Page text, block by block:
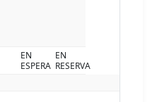
EN
ESPERA
EN
RESERVA